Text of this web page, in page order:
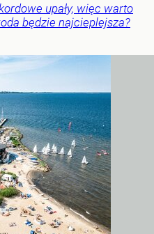
upały, więc warto
będzie najcieplejsza?